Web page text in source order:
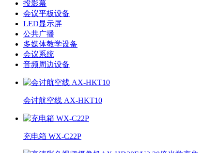
投影幕
会议平板设备
LED显示屏
公共广播
多媒体教学设备
会议系统
音频周边设备
会讨航空线 AX-HKT10
充电箱 WX-C22P